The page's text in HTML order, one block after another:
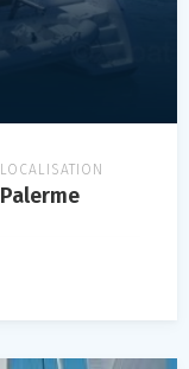
LOCALISATION
Palerme